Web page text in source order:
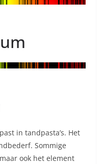
in tandpasta’s. Het
Sommige
ook het element